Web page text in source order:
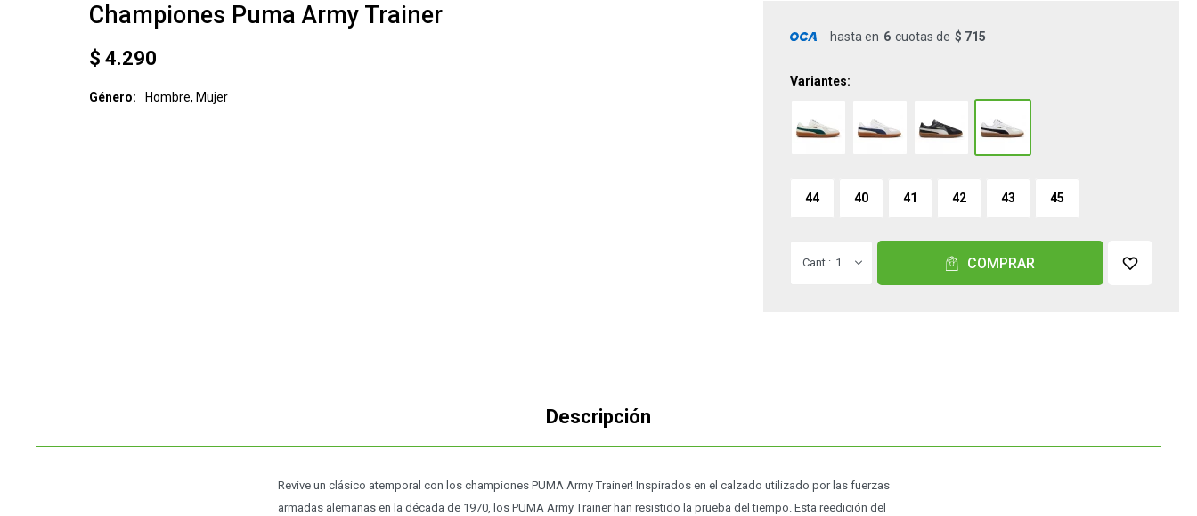
Championes Puma Army Trainer
$ 4.290
Género Hombre, Mujer
hasta en 6 cuotas de $ 715
Variantes:
44 40 41 42 43 45
1 COMPRAR
Descripción
Revive un clásico atemporal con los championes PUMA Army Trainer! Inspirados en el calzado utilizado por las fuerzas
armadas alemanas en la década de 1970, los PUMA Army Trainer han resistido la prueba del tiempo. Esta reedición del